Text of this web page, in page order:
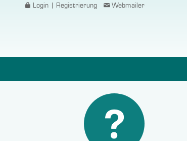
Login | Registrierung Webmailer